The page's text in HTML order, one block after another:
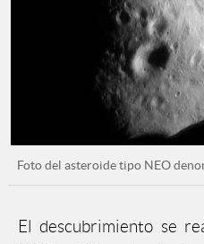
Foto del asteroide tipo NEO
El descubrimiento se